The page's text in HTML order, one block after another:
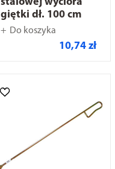
giętki dł. 100 cm
Do koszyka
10,74 zł